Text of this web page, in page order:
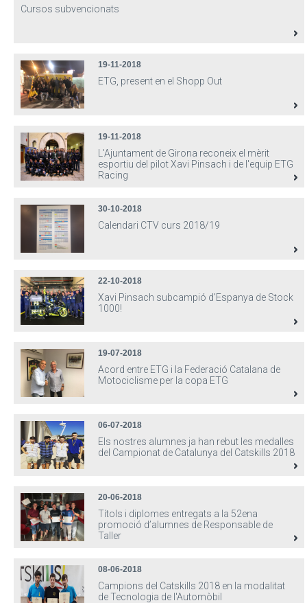
Cursos subvencionats
19-11-2018
ETG, present en el Shopp Out
19-11-2018
L'Ajuntament de Girona reconeix el mèrit
esportiu del pilot Xavi Pinsach i de l'equip ETG
Racing
30-10-2018
Calendari CTV curs 2018/19
22-10-2018
Xavi Pinsach subcampió d'Espanya de Stock
1000!
19-07-2018
Acord entre ETG i la Federació Catalana de
Motociclisme per la copa ETG
06-07-2018
Els nostres alumnes ja han rebut les medalles
del Campionat de Catalunya del Catskills 2018
20-06-2018
Títols i diplomes entregats a la 52ena
promoció d’alumnes de Responsable de
Taller
08-06-2018
Campions del Catskills 2018 en la modalitat
de Tecnologia de l'Automòbil